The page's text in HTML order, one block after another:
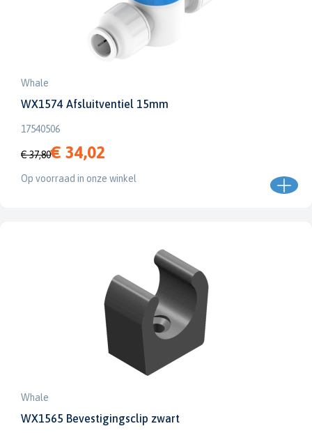
Whale
WX1574 Afsluitventiel 15mm
17540506
€ 37,80€ 34,02
Op voorraad in onze winkel
Whale
WX1565 Bevestigingsclip zwart